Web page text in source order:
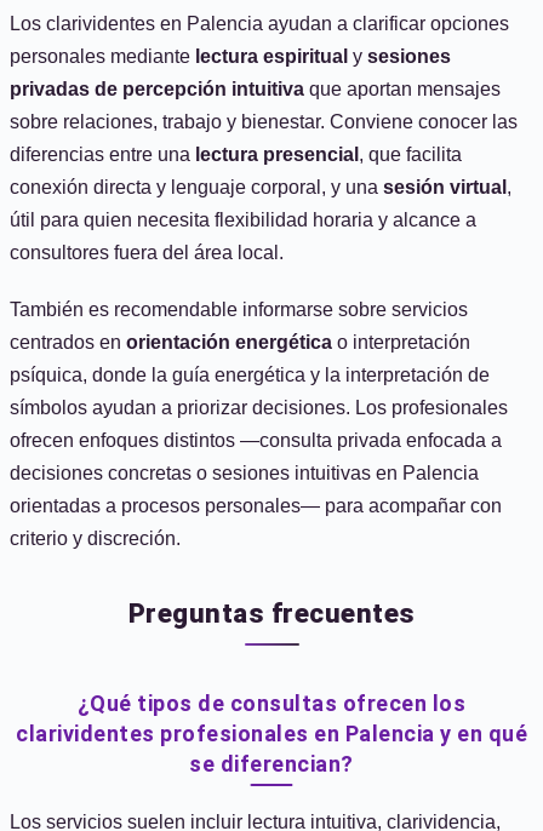
Los clarividentes en Palencia ayudan a clarificar opciones
personales mediante lectura espiritual y sesiones
privadas de percepción intuitiva que aportan mensajes
sobre relaciones, trabajo y bienestar. Conviene conocer las
diferencias entre una lectura presencial , que facilita
conexión directa y lenguaje corporal, y una sesión virtual ,
útil para quien necesita flexibilidad horaria y alcance a
consultores fuera del área local.
También es recomendable informarse sobre servicios
centrados en orientación energética o interpretación
psíquica, donde la guía energética y la interpretación de
símbolos ayudan a priorizar decisiones. Los profesionales
ofrecen enfoques distintos —consulta privada enfocada a
decisiones concretas o sesiones intuitivas en Palencia
orientadas a procesos personales— para acompañar con
criterio y discreción.
Preguntas frecuentes
¿Qué tipos de consultas ofrecen los
clarividentes profesionales en Palencia y en qué
se diferencian?
Los servicios suelen incluir lectura intuitiva, clarividencia,